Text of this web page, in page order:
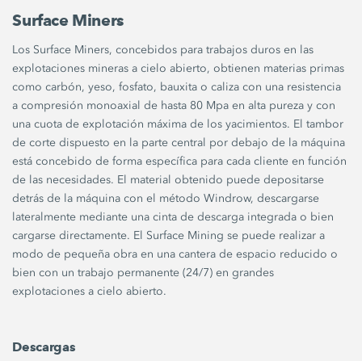
Surface Miners
Los Surface Miners, concebidos para trabajos duros en las
explotaciones mineras a cielo abierto, obtienen materias primas
como carbón, yeso, fosfato, bauxita o caliza con una resistencia
a compresión monoaxial de hasta 80 Mpa en alta pureza y con
una cuota de explotación máxima de los yacimientos. El tambor
de corte dispuesto en la parte central por debajo de la máquina
está concebido de forma específica para cada cliente en función
de las necesidades. El material obtenido puede depositarse
detrás de la máquina con el método Windrow, descargarse
lateralmente mediante una cinta de descarga integrada o bien
cargarse directamente. El Surface Mining se puede realizar a
modo de pequeña obra en una cantera de espacio reducido o
bien con un trabajo permanente (24/7) en grandes
explotaciones a cielo abierto.
Descargas